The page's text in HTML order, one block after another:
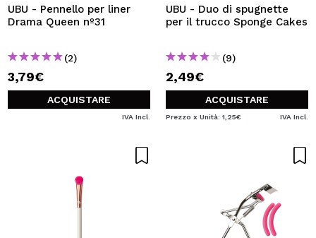
UBU - Pennello per liner
Drama Queen nº31
(2)
3,79€
ACQUISTARE
IVA Incl.
UBU - Duo di spugnette
per il trucco Sponge Cakes
(9)
2,49€
ACQUISTARE
Prezzo x Unità: 1,25€ IVA Incl.